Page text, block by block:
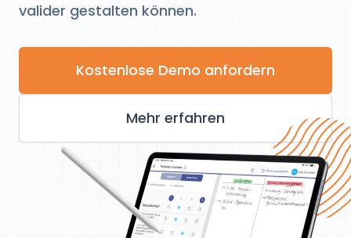
valider gestalten können.
Kostenlose Demo anfordern
Mehr erfahren